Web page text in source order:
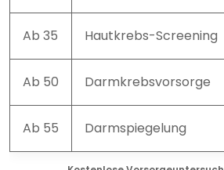
Ab 35 Hautkrebs-Screening
Ab 50 Darmkrebsvorsorge
Ab 55 Darmspiegelung